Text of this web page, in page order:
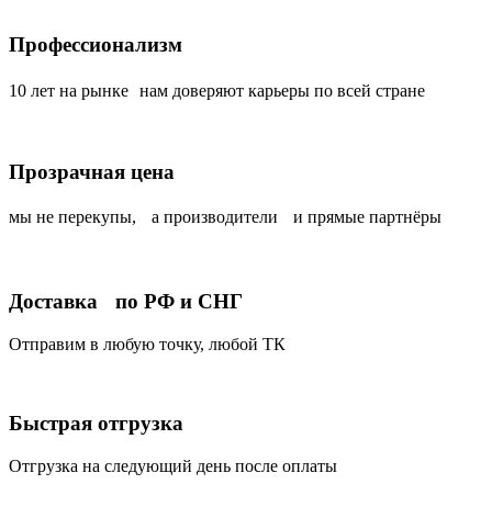
Профессионализм
10 лет на рынке нам доверяют карьеры по всей стране
Прозрачная цена
мы не перекупы, а производители и прямые партнёры
Доставка по РФ и СНГ
Отправим в любую точку, любой ТК
Быстрая отгрузка
Отгрузка на следующий день после оплаты